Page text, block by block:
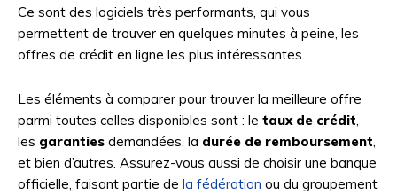
Ce sont des logiciels très performants, qui vous
permettent de trouver en quelques minutes à peine, les
offres de crédit en ligne les plus intéressantes.
Les éléments à comparer pour trouver la meilleure offre
parmi toutes celles disponibles sont : le taux de crédit
les garanties demandées, la durée de remboursement
et bien d’autres. Assurez-vous aussi de choisir une banque
officielle, faisant partie de la fédération ou du groupement